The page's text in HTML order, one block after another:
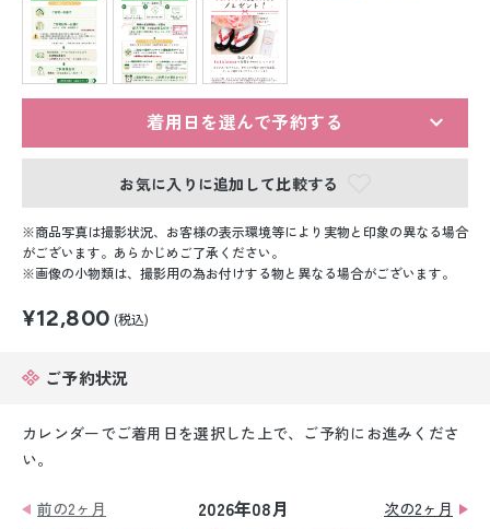
留袖レンタル
スーツレンタル
色打掛&紋付袴レンタル
白無垢&紋付袴レンタル
着用日を選んで予約する
お気に入りに追加して比較する
商品写真は撮影状況、お客様の表示環境等により実物と印象の異なる場合
がございます。あらかじめご了承ください。
画像の小物類は、撮影用の為お付けする物と異なる場合がございます。
¥12,800 (税込)
ご予約状況
カレンダーでご着用日を選択した上で、ご予約にお進みくださ
い。
前の2ヶ月 2026年08月
次の2ヶ月